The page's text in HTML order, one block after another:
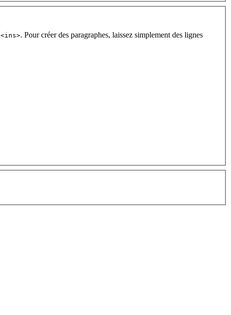
<ins>. Pour créer des paragraphes, laissez simplement des lignes